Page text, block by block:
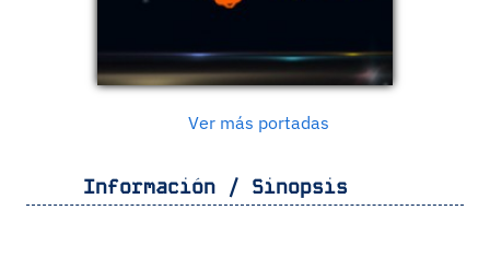
Ver más portadas
Información / Sinopsis